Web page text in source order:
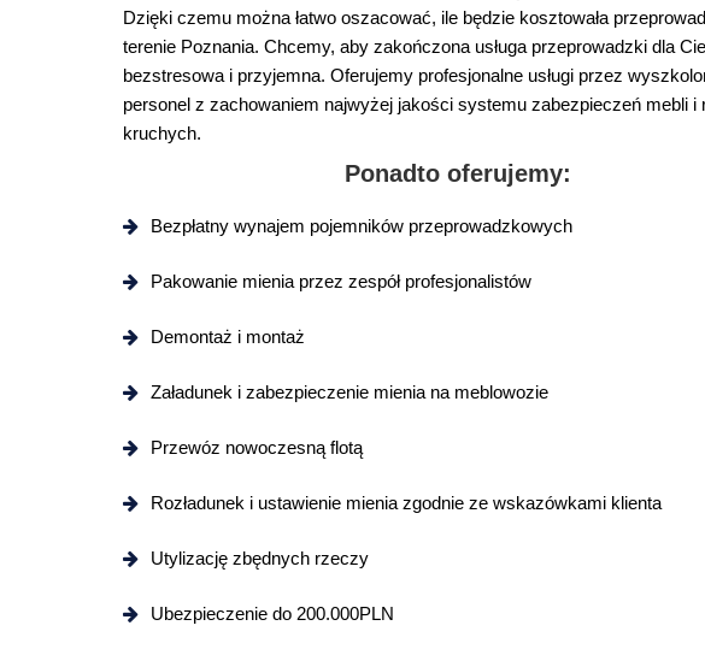
Dzięki czemu można łatwo oszacować, ile będzie kosztowała
terenie Poznania. Chcemy, aby zakończona usługa przeprowadzki dla
bezstresowa i przyjemna. Oferujemy profesjonalne usługi przez
personel z zachowaniem najwyżej jakości systemu zabezpieczeń mebli i
kruchych.
Ponadto oferujemy:
Bezpłatny wynajem pojemników przeprowadzkowych
Pakowanie mienia przez zespół profesjonalistów
Demontaż i montaż
Załadunek i zabezpieczenie mienia na meblowozie
Przewóz nowoczesną flotą
Rozładunek i ustawienie mienia zgodnie ze wskazówkami klienta
Utylizację zbędnych rzeczy
Ubezpieczenie do 200.000PLN